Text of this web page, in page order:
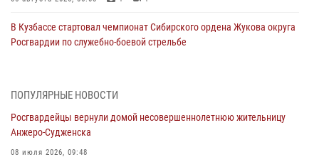
В Кузбассе стартовал чемпионат Сибирского ордена Жукова округа
Росгвардии по служебно-боевой стрельбе
Росгвардейцы задержали в Кемерове дебошира, устроившего
05 августа 2026, 09:30
Росгвардейцы задержали участника драки, причинившего побои
ПОПУЛЯРНЫЕ НОВОСТИ
Росгвардейцы вернули домой несовершеннолетнюю жительницу
Анжеро-Судженска
08 июля 2026, 09:48